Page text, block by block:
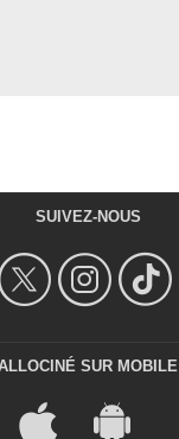
SUIVEZ-NOUS
SUR MOBILE